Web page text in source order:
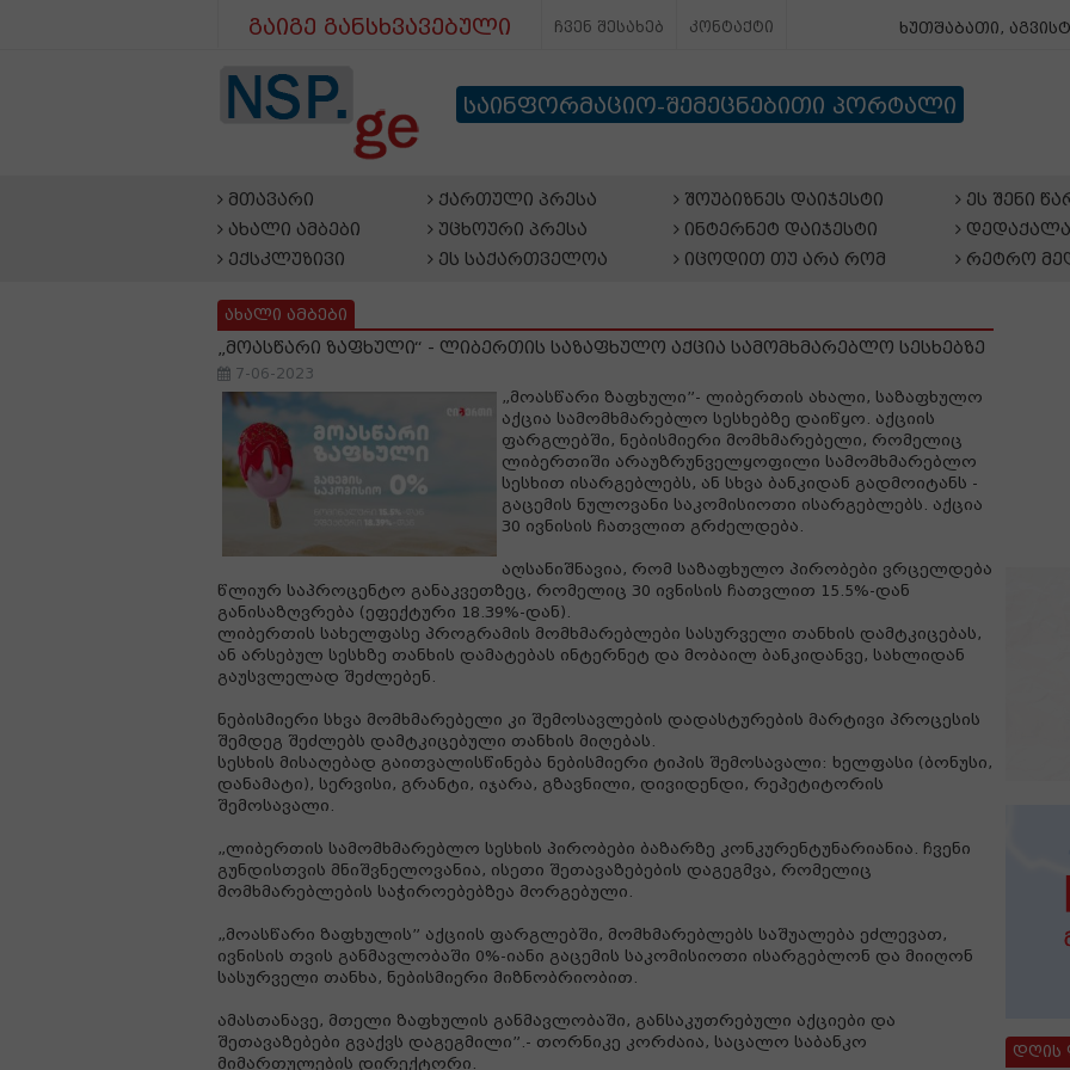
გაიგე განსხვავებული ჩვენ შესახებ კონტაქტი ხუთშაბათი,
საინფორმაციო-შემეცნებითი პორტალი
მთავარი
ახალი ამბები
ექსკლუზივი
ქართული პრესა
უცხოური პრესა
ეს საქართველოა
შოუბიზნეს დაიჯესტი
ინტერნეტ დაიჯესტი
იცოდით თუ არა რომ
ეს შენი
რეტრო
ახალი ამბები
„მოასწარი ზაფხული“ - ლიბერთის საზაფხულო აქცია სამომხმარებლო სესხებზე
7-06-2023
„მოასწარი ზაფხული”- ლიბერთის ახალი, საზაფხულო
აქცია სამომხმარებლო სესხებზე დაიწყო. აქციის
ფარგლებში, ნებისმიერი მომხმარებელი, რომელიც
ლიბერთიში არაუზრუნველყოფილი სამომხმარებლო
სესხით ისარგებლებს, ან სხვა ბანკიდან გადმოიტანს -
გაცემის ნულოვანი საკომისიოთი ისარგებლებს. აქცია
30 ივნისის ჩათვლით გრძელდება.
აღსანიშნავია, რომ საზაფხულო პირობები ვრცელდება
წლიურ საპროცენტო განაკვეთზეც, რომელიც 30 ივნისის ჩათვლით 15.5%-დან
განისაზღვრება (ეფექტური 18.39%-დან).
ლიბერთის სახელფასე პროგრამის მომხმარებლები სასურველი თანხის დამტკიცებას,
ან არსებულ სესხზე თანხის დამატებას ინტერნეტ და მობაილ ბანკიდანვე, სახლიდან
გაუსვლელად შეძლებენ.
ნებისმიერი სხვა მომხმარებელი კი შემოსავლების დადასტურების მარტივი პროცესის
შემდეგ შეძლებს დამტკიცებული თანხის მიღებას.
სესხის მისაღებად გაითვალისწინება ნებისმიერი ტიპის შემოსავალი: ხელფასი (ბონუსი,
დანამატი), სერვისი, გრანტი, იჯარა, გზავნილი, დივიდენდი, რეპეტიტორის
შემოსავალი.
„ლიბერთის სამომხმარებლო სესხის პირობები ბაზარზე კონკურენტუნარიანია. ჩვენი
გუნდისთვის მნიშვნელოვანია, ისეთი შეთავაზებების დაგეგმვა, რომელიც
მომხმარებლების საჭიროებებზეა მორგებული.
„მოასწარი ზაფხულის” აქციის ფარგლებში, მომხმარებლებს საშუალება ეძლევათ,
ივნისის თვის განმავლობაში 0%-იანი გაცემის საკომისიოთი ისარგებლონ და მიიღონ
სასურველი თანხა, ნებისმიერი მიზნობრიობით.
ამასთანავე, მთელი ზაფხულის განმავლობაში, განსაკუთრებული აქციები და
შეთავაზებები გვაქვს დაგეგმილი”.- თორნიკე კორძაია, საცალო საბანკო
მიმართულების დირექტორი.
დღის